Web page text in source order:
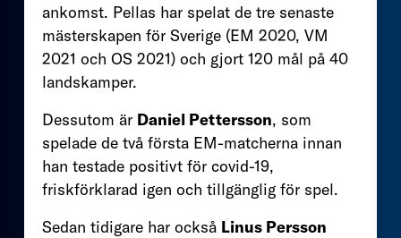
ankomst. Pellas har spelat de tre senaste
mästerskapen för Sverige (EM 2020, VM
2021 och OS 2021) och gjort 120 mål på 40
landskamper.
Dessutom är Daniel Pettersson, som
spelade de två första EM-matcherna innan
han testade positivt för covid-19,
friskförklarad igen och tillgänglig för spel.
Sedan tidigare har också Linus Persson